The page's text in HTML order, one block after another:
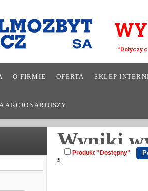
*Dotyczy
O FIRMIE OFERTA SKLEP
AKCJONARIUSZY
Wyniki
Strona główna
Produkt "Dostępny"